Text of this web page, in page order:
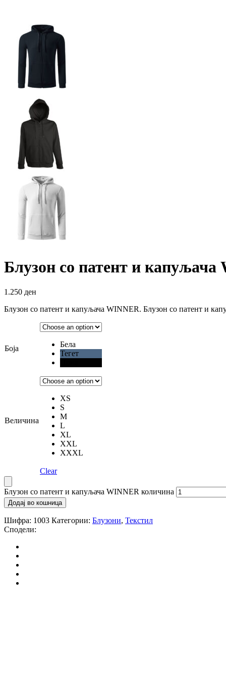
Блузон со патент и капуљача
1.250 ден
Блузон со патент и капуљача WINNER. Блузон со патент и
Боја
Бела
Тегет
Величина
XS
S
M
L
XL
XXL
XXXL
Clear
Блузон со патент и капуљача WINNER количина
Додај во кошница
Шифра: 1003 Категории: Блузони, Текстил
Сподели: